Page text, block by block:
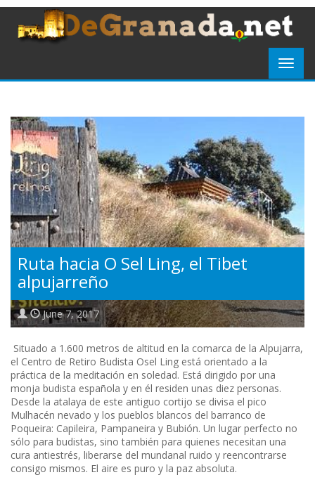
Ruta hacia O Sel Ling, el Tibet
alpujarreño
June 7, 2017
Situado a 1.600 metros de altitud en la comarca de la Alpujarra,
el Centro de Retiro Budista Osel Ling está orientado a la
práctica de la meditación en soledad. Está dirigido por una
monja budista española y en él residen unas diez personas.
Desde la atalaya de este antiguo cortijo se divisa el pico
Mulhacén nevado y los pueblos blancos del barranco de
Poqueira: Capileira, Pampaneira y Bubión. Un lugar perfecto no
sólo para budistas, sino también para quienes necesitan una
cura antiestrés, liberarse del mundanal ruido y reencontrarse
consigo mismos. El aire es puro y la paz absoluta.